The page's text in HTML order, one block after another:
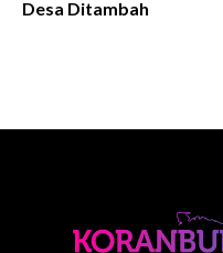
Desa Ditambah